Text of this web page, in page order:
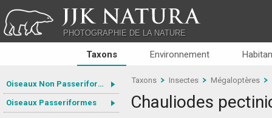
JJK NATURA
PHOTOGRAPHIE DE LA NATURE
Taxons Environnement
Oiseaux Non Passeriformes
Oiseaux Passeriformes
Taxons Insectes Mégaloptères
Chauliodes